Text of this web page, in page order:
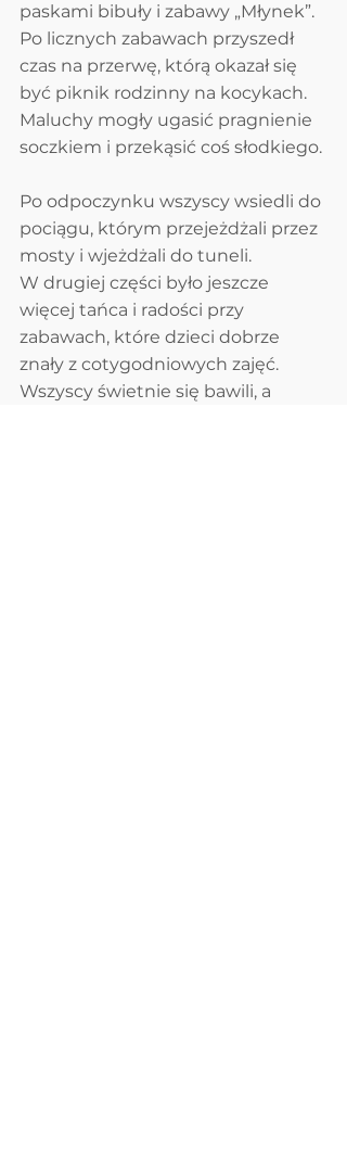
paskami bibuły i zabawy „Młynek”.
Po licznych zabawach przyszedł
czas na przerwę, którą okazał się
być piknik rodzinny na kocykach.
Maluchy mogły ugasić pragnienie
soczkiem i przekąsić coś słodkiego.
Po odpoczynku wszyscy wsiedli do
pociągu, którym przejeżdżali przez
mosty i wjeżdżali do tuneli.
W drugiej części było jeszcze
więcej tańca i radości przy
zabawach, które dzieci dobrze
znały z cotygodniowych zajęć.
Wszyscy świetnie się bawili, a